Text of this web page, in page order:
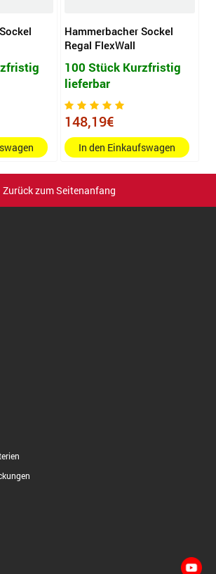
Hammerbacher Sockel
Regal FlexWall
100 Stück Kurzfristig
lieferbar
148,19€
In den Einkaufswagen
Zurück zum Seitenanfang